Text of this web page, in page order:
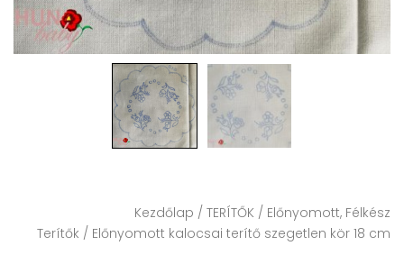
Kezdőlap / TERÍTŐK / Előnyomott, Félkész
Terítők / Előnyomott kalocsai terítő szegetlen kör 18 cm